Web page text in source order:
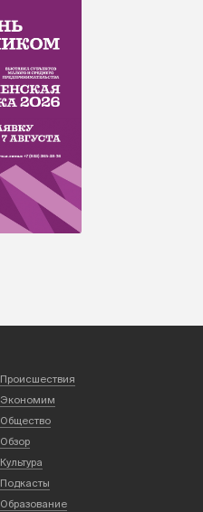
Происшествия
Экономим
Общество
Обзор
Культура
Подкасты
Образование